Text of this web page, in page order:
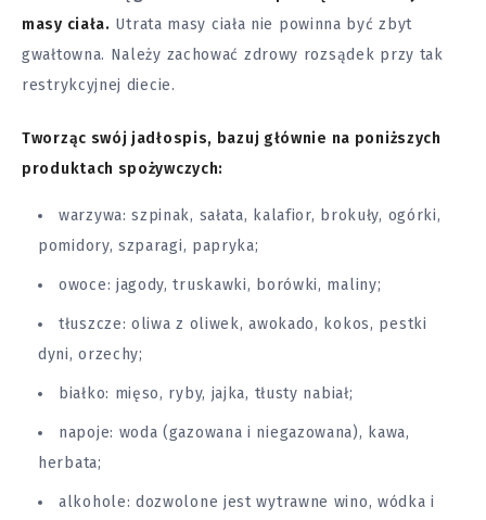
masy ciała. Utrata masy ciała nie powinna być zbyt
gwałtowna. Należy zachować zdrowy rozsądek przy tak
restrykcyjnej diecie.
Tworząc swój jadłospis, bazuj głównie na poniższych
produktach spożywczych:
warzywa: szpinak, sałata, kalafior, brokuły, ogórki,
pomidory, szparagi, papryka;
owoce: jagody, truskawki, borówki, maliny;
tłuszcze: oliwa z oliwek, awokado, kokos, pestki
dyni, orzechy;
białko: mięso, ryby, jajka, tłusty nabiał;
napoje: woda (gazowana i niegazowana), kawa,
herbata;
alkohole: dozwolone jest wytrawne wino, wódka i